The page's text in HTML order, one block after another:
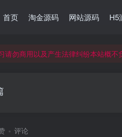
首页 淘金源码 网站源码 H5
请勿商用以及产生法律纠纷本站概不
请勿商用以及产生法律纠纷本站概
评论